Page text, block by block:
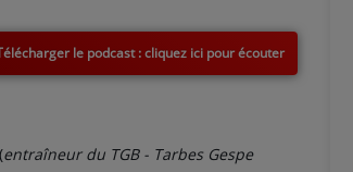
le podcast
(entraîneur du TGB - Tarbes Gespe